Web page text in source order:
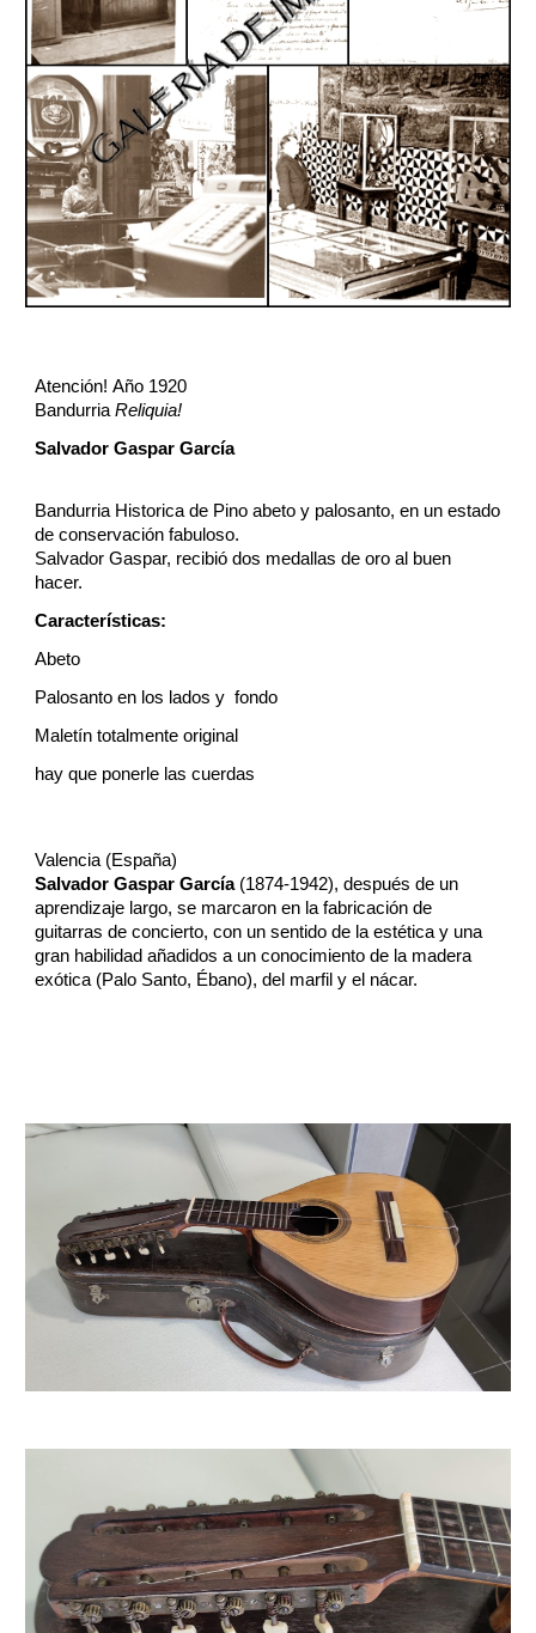
Atención!Año 1920
BandurriaReliquia!
Salvador Gaspar García
Bandurria Historica de Pino abeto y palosanto, en un estado
de conservación fabuloso.
Salvador Gaspar, recibió dos medallas de oro al buen
hacer.
Características:
Abeto
Palosanto en los lados y fondo
Maletín totalmente original
hay que ponerle las cuerdas
Valencia (España)
Salvador Gaspar García(1874-1942), después de un
aprendizaje largo, se marcaron en la fabricación de
guitarras de concierto, con un sentido de la estética y una
gran habilidad añadidos a un conocimiento de la madera
exótica (Palo Santo, Ébano), del marfil y el nácar.